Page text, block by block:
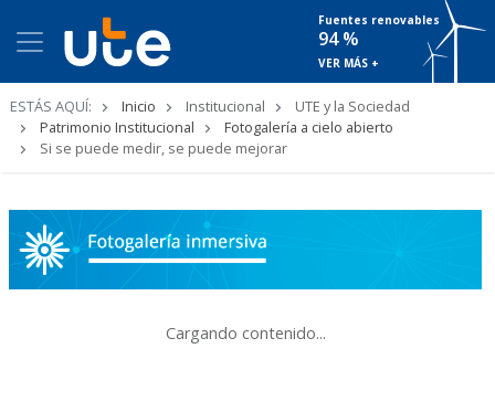
Fuentes renovables
94 %
VER MÁS +
ESTÁS AQUÍ: Inicio Institucional
UTE y la Sociedad
Patrimonio Institucional
Fotogalería a cielo abierto
Si se puede medir, se puede mejorar
Cargando contenido...